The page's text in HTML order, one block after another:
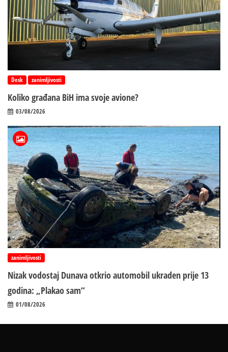
Desk zanimljivosti
Koliko građana BiH ima svoje avione?
03/08/2026
zanimljivosti
Nizak vodostaj Dunava otkrio automobil ukraden prije 13
godina: „Plakao sam“
01/08/2026